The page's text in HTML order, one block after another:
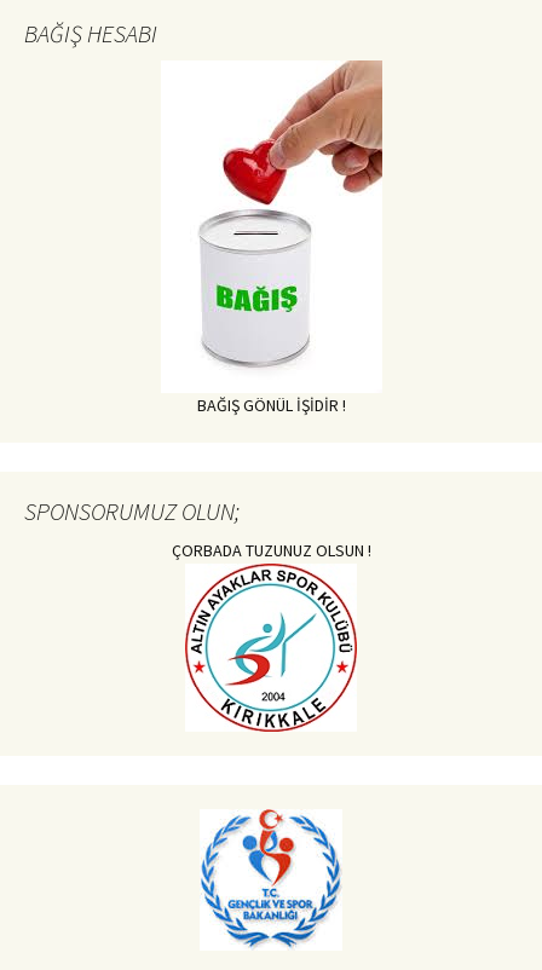
BAĞIŞ HESABI
BAĞIŞ GÖNÜL İŞİDİR !
SPONSORUMUZ OLUN;
ÇORBADA TUZUNUZ OLSUN !